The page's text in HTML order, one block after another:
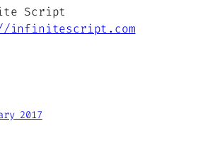
Script
infinitescript.com
2017